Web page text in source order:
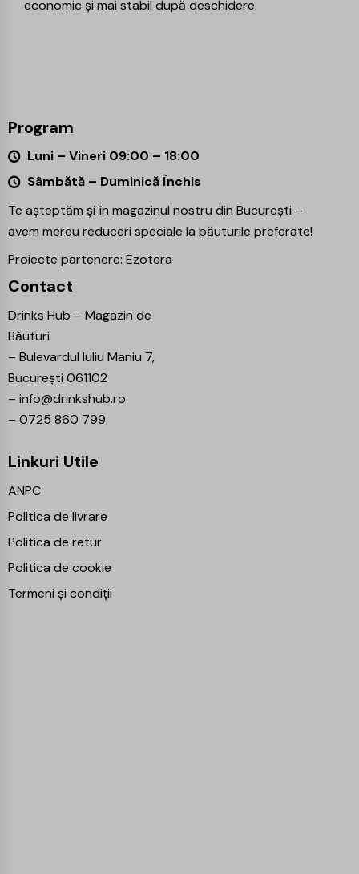
economic și mai stabil după deschidere.
Program
Luni – Vineri 09:00 – 18:00
Sâmbătă – Duminică Închis
Te așteptăm și în magazinul nostru din București –
avem mereu reduceri speciale la băuturile preferate!
Proiecte partenere: Ezotera
Contact
Drinks Hub – Magazin de
Băuturi
– Bulevardul Iuliu Maniu 7,
București 061102
– info@drinkshub.ro
– 0725 860 799
Linkuri Utile
ANPC
Politica de livrare
Politica de retur
Politica de cookie
Termeni și condiții